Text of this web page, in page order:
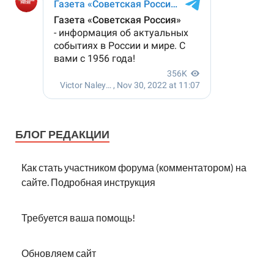
БЛОГ РЕДАКЦИИ
Как стать участником форума (комментатором) на
сайте. Подробная инструкция
Требуется ваша помощь!
Обновляем сайт